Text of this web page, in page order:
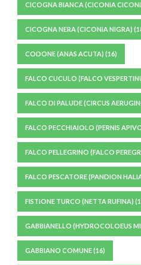
CICOGNA BIANCA (CICONIA
CICOGNA NERA (CICONIA NIGRA)
CODONE (ANAS ACUTA) (16)
FALCO CUCULO (FALCO
FALCO DI PALUDE (CIRCUS
FALCO PECCHIAIOLO (PERNIS
FALCO PELLEGRINO (FALCO
FALCO PESCATORE (PANDION
FISTIONE TURCO (NETTA RUFINA)
GABBIANELLO (HYDROCOLOEUS
GABBIANO COMUNE(16)